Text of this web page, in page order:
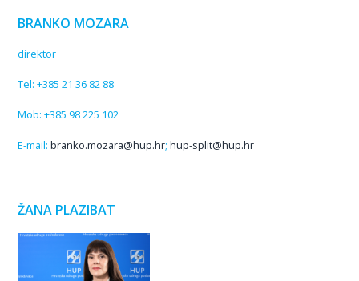
BRANKO MOZARA
direktor
Tel: +385 21 36 82 88
Mob: +385 98 225 102
E-mail: branko.mozara@hup.hr; hup-split@hup.hr
ŽANA PLAZIBAT